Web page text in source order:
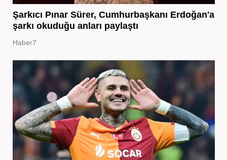
Şarkıcı Pınar Sürer, Cumhurbaşkanı Erdoğan'a
şarkı okuduğu anları paylaştı
Haber7